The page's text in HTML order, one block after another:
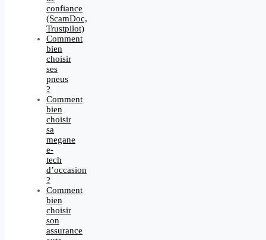
confiance
(ScamDoc,
Trustpilot)
Comment
bien
choisir
ses
pneus
?
Comment
bien
choisir
sa
megane
e-
tech
d’occasion
?
Comment
bien
choisir
son
assurance